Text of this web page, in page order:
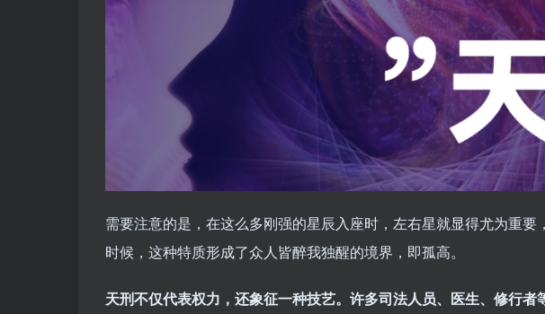
需要注意的是，在这么多刚强的星辰入座时，左右星就显得尤为重
时候，这种特质形成了众人皆醉我独醒的境界，即孤高。
天刑不仅代表权力，还象征一种技艺。许多司法人员、医生、修行